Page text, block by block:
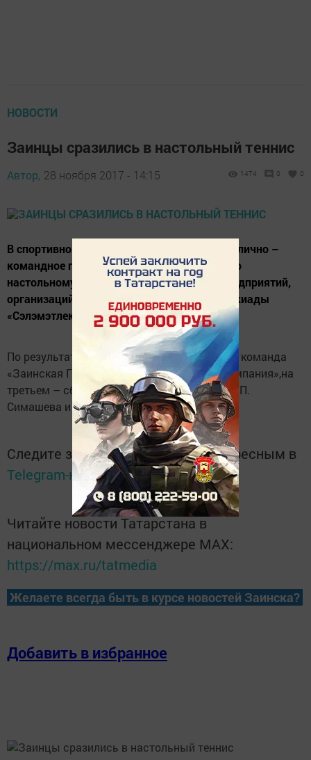
НОВОСТИ
Заинцы сразились в настольный теннис
Автор, 28 ноября 2017 - 14:15 1474 0 0
В спортивном зале ДК «Энергетик» прошло лично –
командное первенство Заинского района по
настольному теннису среди работников предприятий,
организаций и учреждений в зачет Спартакиады
«Сэлэмэтлек-2017».
По результатам Первенства 1 место заняла команда
«Заинская ГРЭС», на втором – «Сетевая компания»,на
третьем – сборные спортивных школ им. Ф.П.
Симашева и «Зай».
Следите за самым важным и интересным в
Telegram-каналеТатмедиа
Читайте новости Татарстана в
национальном мессенджере MАХ:
https://max.ru/tatmedia
Желаете всегда быть в курсе новостей Заинска?
Добавить в избранное